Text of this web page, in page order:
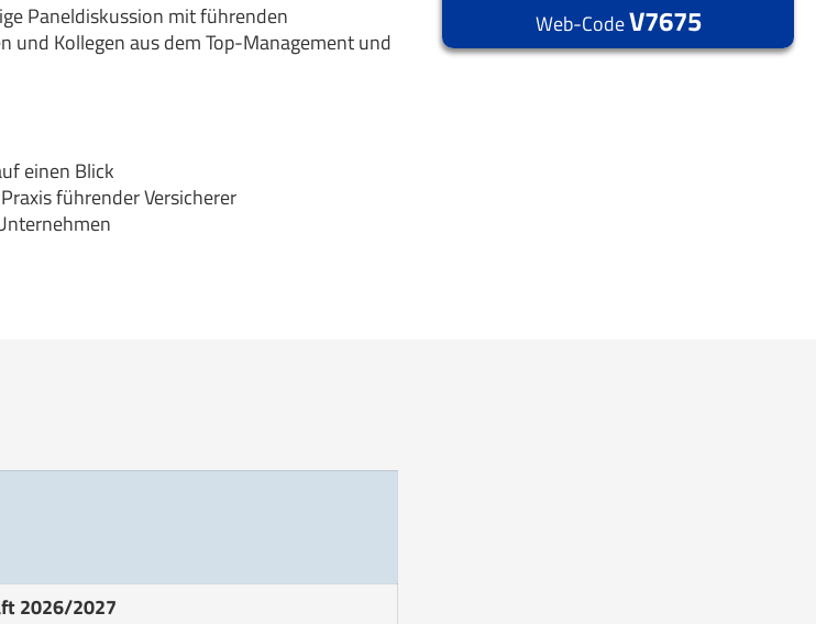
Web-CodeV7675
Paneldiskussion mit führenden
und Kollegen aus dem Top-Management und
einen Blick
führender Versicherer
2026/2027